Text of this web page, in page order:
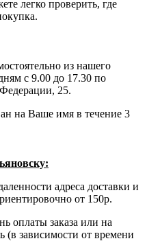
легко проверить, где
из нашего
с 9.00 до 17.30 по
25.
на Ваше имя в течение 3
адреса доставки и
от 150р.
оплаты заказа или на
зависимости от времени